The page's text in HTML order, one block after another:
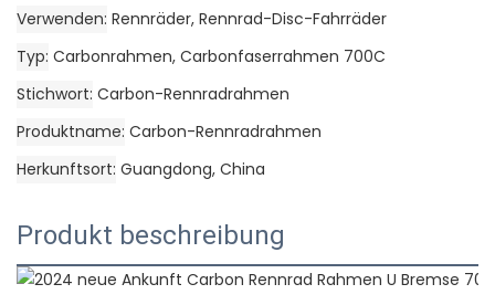
Verwenden Rennräder, Rennrad-Disc-Fahrräder
Typ Carbonrahmen, Carbonfaserrahmen 700C
Stichwort Carbon-Rennradrahmen
Produktname Carbon-Rennradrahmen
Herkunftsort Guangdong, China
Produkt beschreibung